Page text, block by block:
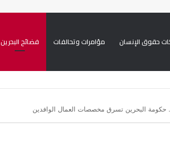
فضائح البحرين مؤامرات وتحالفات حقوق الإنسان
حكومة البحرين تسرق مخصصات العمال الوافدين